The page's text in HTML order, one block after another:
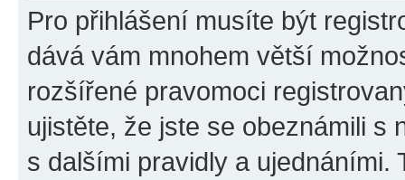
Pro přihlášení musíte být
dává vám mnohem větší
rozšířené pravomoci
ujistěte, že jste se obeznámili s
s dalšími pravidly a ujednáními.